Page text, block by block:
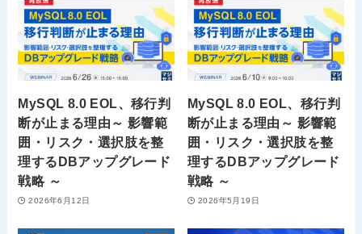
MySQL 8.0 EOL、移行判
断が止まる理由～ 影響範
囲・リスク・選択肢を整
理するDBアップグレード
戦略 ～
2026年6月12日
MySQL 8.0 EOL、移行判
断が止まる理由～ 影響範
囲・リスク・選択肢を整
理するDBアップグレード
戦略 ～
2026年5月19日